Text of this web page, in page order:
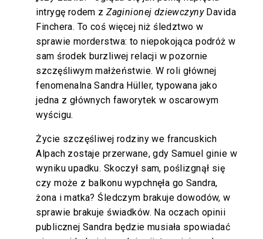
intrygę rodem zZaginionej dziewczynyDavida
Finchera. To coś więcej niż śledztwo w
sprawie morderstwa: to niepokojąca podróż w
sam środek burzliwej relacji w pozornie
szczęśliwym małżeństwie. W roli głównej
fenomenalna Sandra Hüller, typowana jako
jedna z głównych faworytek w oscarowym
wyścigu.
Życie szczęśliwej rodziny we francuskich
Alpach zostaje przerwane, gdy Samuel ginie w
wyniku upadku. Skoczył sam, poślizgnął się
czy może z balkonu wypchnęła go Sandra,
żona i matka? Śledczym brakuje dowodów, w
sprawie brakuje świadków. Na oczach opinii
publicznej Sandra będzie musiała spowiadać